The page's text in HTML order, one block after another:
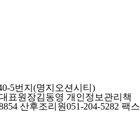
5번지(명지오션시티)
표원장김동영 개인정보관리책
산후조리원051-204-5282 팩스